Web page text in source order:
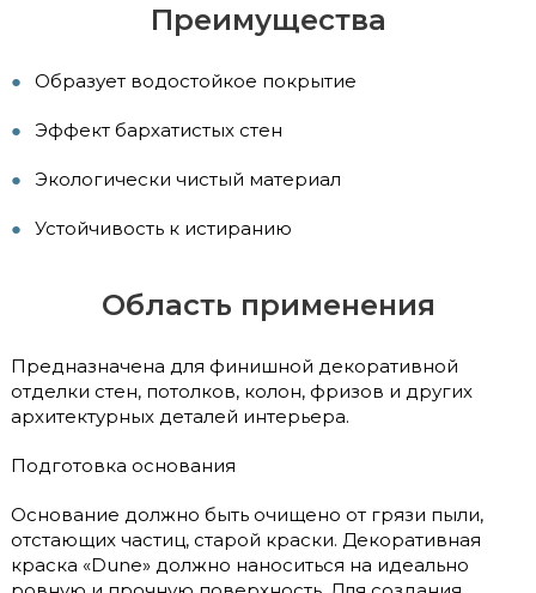
Преимущества
Образует водостойкое покрытие
Эффект бархатистых стен
Экологически чистый материал
Устойчивость к истиранию
Область применения
Предназначена для финишной декоративной
отделки стен, потолков, колон, фризов и других
архитектурных деталей интерьера.
Подготовка основания
Основание должно быть очищено от грязи пыли,
отстающих частиц, старой краски. Декоративная
краска «Dune» должно наноситься на идеально